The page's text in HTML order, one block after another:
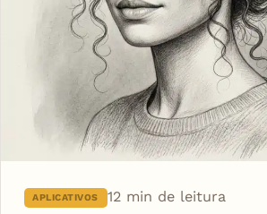
APLICATIVOS 12 min de leitura